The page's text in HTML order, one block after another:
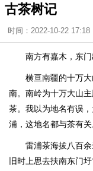
古茶树记
时间：2022-10-22 17:18
南方有嘉木，东门
横亘南疆的十万
南。南岭为十万大山
茶。我以为地名有误
浦，这地名都与茶有关
雷浦茶海拔八百
旧时上思去扶南东门